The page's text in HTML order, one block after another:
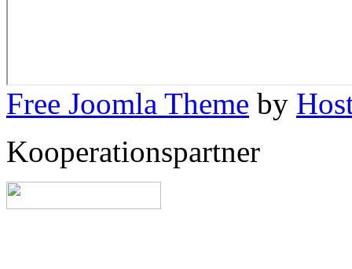
Free Joomla Theme by
Kooperationspartner